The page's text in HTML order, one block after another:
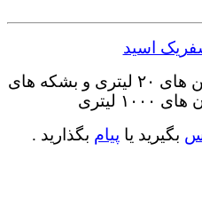
اسید
فروش فسفریک اسیددر گالن های ۲۰ لیتری و بشکه های
بگیرید یا پیام بگذارید .